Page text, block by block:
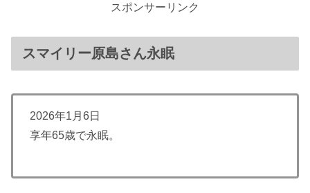
スポンサーリンク
スマイリー原島さん永眠
2026年1月6日
享年65歳で永眠。